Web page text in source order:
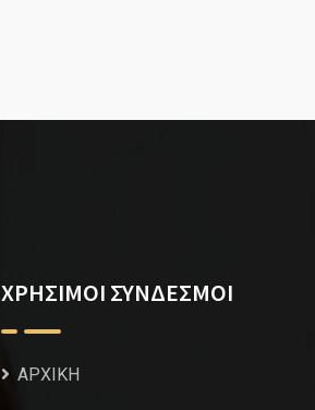
ΧΡΗΣΙΜΟΙ ΣΥΝΔΕΣΜΟΙ
ΑΡΧΙΚΗ